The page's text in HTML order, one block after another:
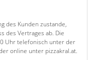
des Kunden zustande,
des Vertrages ab. Die
Uhr telefonisch unter der
online unter pizzakral.at.